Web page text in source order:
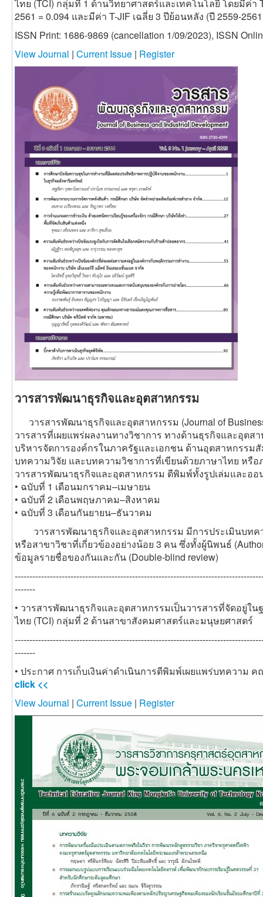
ไทย (TCI) กลุ่มที่ 1 ด้านวิทยาศาสตร์และเทคโนโลยี โดยมีค่า
2561 = 0.094 และมีค่า T-JIF เฉลี่ย 3 ปีย้อนหลัง (ปี 2559-
ISSN Print: 1686-9869 (cancellation 1/09/2023), ISSN
View Journal | Current Issue | Register
วารสารพัฒนาธุรกิจและอุตสาหกรรม
วารสารพัฒนาธุรกิจและอุตสาหกรรม (Journal of
วารสารที่เผยแพร่ผลงานทางวิชาการ ทางด้านธุรกิจและอุต
บริหารจัดการองค์กรในภาครัฐและเอกชน ด้านอุตสาหกรรม
บทความวิจัย และบทความวิชาการที่เขียนด้วยภาษาไทย หรื
วารสารพัฒนาธุรกิจและอุตสาหกรรม ตีพิมพ์ทั้งรูปเล่มและอ
• ฉบับที่ 1 เดือนมกราคม–เมษายน
• ฉบับที่ 2 เดือนพฤษภาคม–สิงหาคม
• ฉบับที่ 3 เดือนกันยายน–ธันวาคม
วารสารพัฒนาธุรกิจและอุตสาหกรรม มีการประเมินบท
หรือสาขาวิชาที่เกี่ยวข้องอย่างน้อย 3 คน ซึ่งทั้งผู้นิพนธ์
ข้อมูลรายชื่อของกันและกัน (Double-blind review)
-------
• วารสารพัฒนาธุรกิจและอุตสาหกรรมเป็นวารสารที่จัดอยู่ใ
ไทย (TCI) กลุ่มที่ 2 ด้านสาขาสังคมศาสตร์และมนุษยศาสตร์
-------
• ประกาศ การเก็บเงินค่าดำเนินการตีพิมพ์เผยแพร่บทความ
click <<
View Journal | Current Issue | Register